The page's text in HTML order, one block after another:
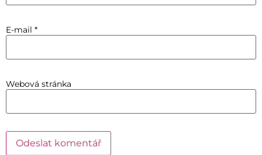
E-mail *
Webová stránka